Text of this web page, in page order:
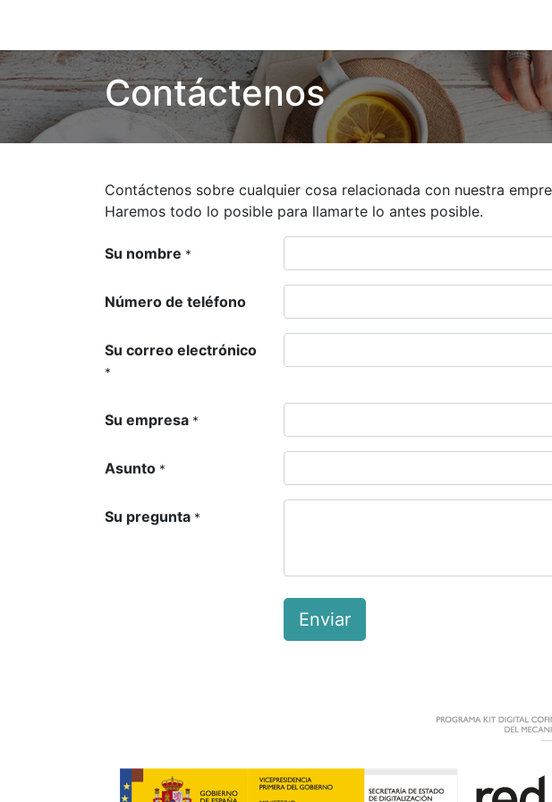
Contáctenos
Contáctenos sobre cualquier cosa relacionada con nuestra
Haremos todo lo posible para llamarte lo antes posible.
Su nombre *
Número de teléfono
Su correo electrónico
*
Su empresa *
Asunto *
Su pregunta *
Enviar